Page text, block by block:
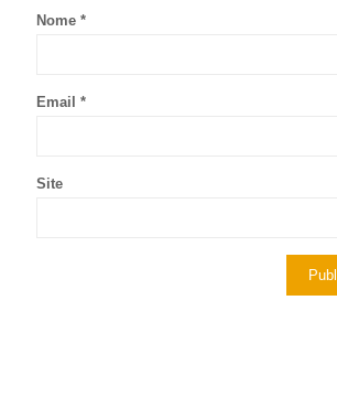
Nome *
Email *
Site